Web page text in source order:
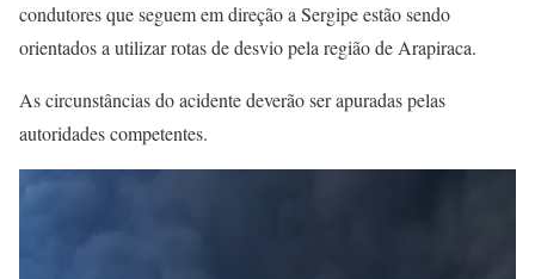
condutores que seguem em direção a Sergipe estão sendo
orientados a utilizar rotas de desvio pela região de Arapiraca.
As circunstâncias do acidente deverão ser apuradas pelas
autoridades competentes.